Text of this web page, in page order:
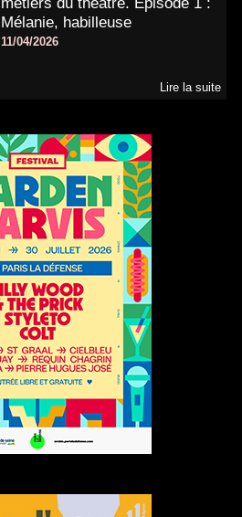
Mélanie, habilleuse
11/04/2026
Lire la suite